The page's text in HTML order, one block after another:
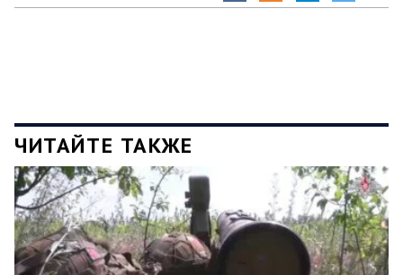
ЧИТАЙТЕ ТАКЖЕ